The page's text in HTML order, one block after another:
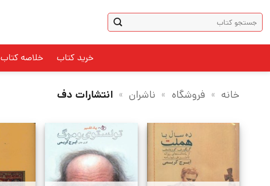
content
جستجو
برای:
خرید کتاب خلاصه کتاب
خانه » فروشگاه » ناشران » انتشارات دف